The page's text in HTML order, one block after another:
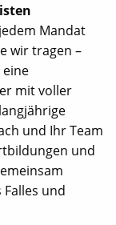
Mandat
wir tragen –
eine
mit voller
und Ihr Team
und
und